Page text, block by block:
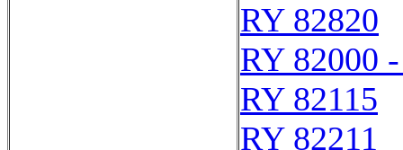
RY 82820
RY 82000
RY 82115
RY 82211